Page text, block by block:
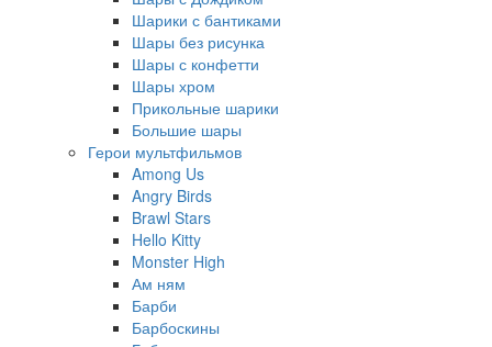
Шарики с бантиками
Шары без рисунка
Шары с конфетти
Шары хром
Прикольные шарики
Большие шары
Герои мультфильмов
Among Us
Angry Birds
Brawl Stars
Hello Kitty
Monster High
Ам ням
Барби
Барбоскины